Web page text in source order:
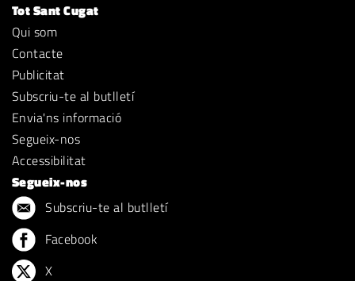
Tot Sant Cugat
Qui som
Contacte
Publicitat
Subscriu-te al butlletí
Envia'ns informació
Segueix-nos
Accessibilitat
Segueix-nos
Subscriu-te al butlletí
Facebook
X